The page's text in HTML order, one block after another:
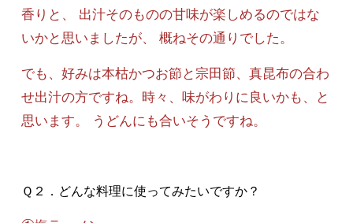
香りと、 出汁そのものの甘味が楽しめるのではな
いかと思いましたが、 概ねその通りでした。
でも、好みは本枯かつお節と宗田節、真昆布の合わ
せ出汁の方ですね。時々、味がわりに良いかも、と
思います。 うどんにも合いそうですね。
Ｑ２．どんな料理に使ってみたいですか？